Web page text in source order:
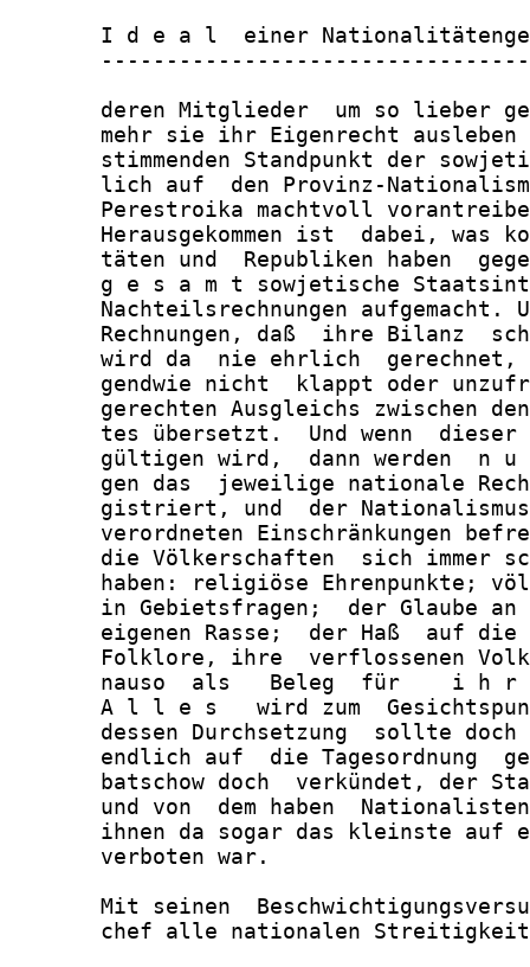
I d e a l  einer
deren Mitglieder  um so lieber
mehr sie ihr Eigenrecht
stimmenden Standpunkt der
lich auf  den Provinz-
Perestroika machtvoll
Herausgekommen ist  dabei, was
täten und  Republiken haben
g e s a m t sowjetische
Nachteilsrechnungen aufgemacht.
Rechnungen, daß  ihre Bilanz
wird da  nie ehrlich
gendwie nicht  klappt oder
gerechten Ausgleichs zwischen
tes übersetzt.  Und wenn
gültigen wird,  dann werden  n
gen das  jeweilige nationale
gistriert, und  der
verordneten Einschränkungen
die Völkerschaften  sich immer
haben: religiöse Ehrenpunkte;
in Gebietsfragen;  der Glaube
eigenen Rasse;  der Haß  auf
Folklore, ihre  verflossenen
nauso  als   Beleg  für    i h
A l l e s   wird zum
dessen Durchsetzung  sollte
endlich auf  die Tagesordnung
batschow doch  verkündet, der
und von  dem haben
ihnen da sogar das kleinste auf
       verboten war.
Mit seinen
chef alle nationalen